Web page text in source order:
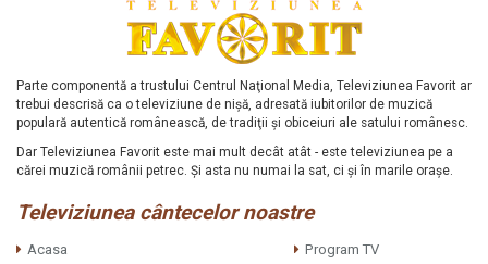
Parte componentă a trustului Centrul Naţional Media, Televiziunea Favorit ar
trebui descrisă ca o televiziune de nişă, adresată iubitorilor de muzică
populară autentică românească, de tradiţii şi obiceiuri ale satului românesc.
Dar Televiziunea Favorit este mai mult decât atât - este televiziunea pe a
cărei muzică românii petrec. Şi asta nu numai la sat, ci şi în marile oraşe.
Televiziunea cântecelor noastre
Acasa
Program TV